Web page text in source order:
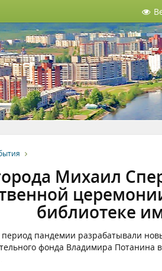
Михаил
библиотеке
пандемии разрабатывали
фонда Владимира Потанина